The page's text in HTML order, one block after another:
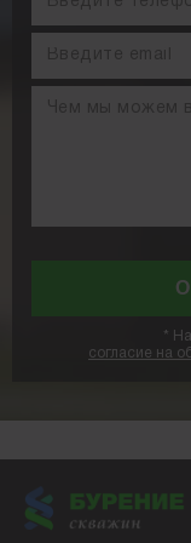
*
согласие на